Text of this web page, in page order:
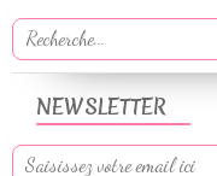
NEWSLETTER